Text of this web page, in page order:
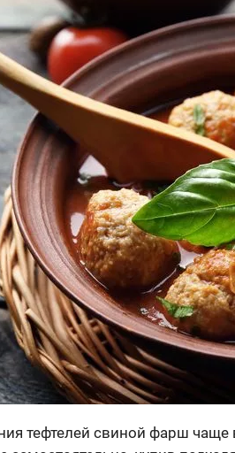
тефтелей свиной фарш